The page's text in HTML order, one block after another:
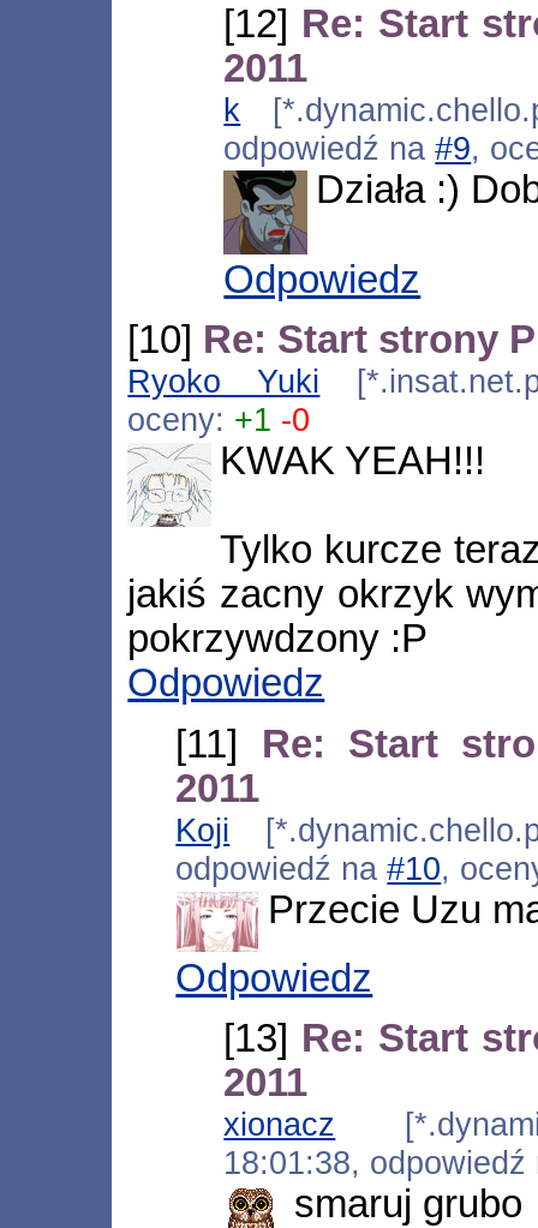
[12] Re: Start
2011
k
odpowiedź na#9,
Działa :)
Odpowiedz
[10] Re: Start strony
Ryoko Yuki
oceny: +1 -0
KWAK YEAH!!!
Tylko kurcze
jakiś zacny okrzyk
pokrzywdzony :P
Odpowiedz
[11] Re: Start
2011
Koji
odpowiedź na#10,
Przecie Uzu
Odpowiedz
[13] Re: Start
2011
xionacz
18:01:38,
smaruj grubo